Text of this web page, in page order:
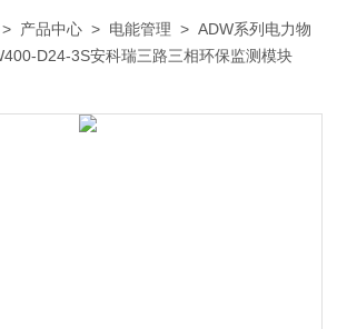
> 产品中心 > 电能管理 >ADW系列电力物
D24-3S安科瑞三路三相环保监测模块